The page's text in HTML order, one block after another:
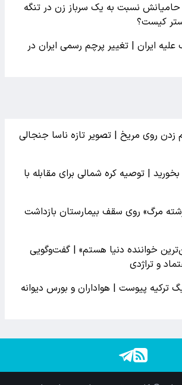
نسبت به یک سرباز زن در تنگه
کیست؟
علیه ایران | تغییر پرچم رسمی ایران در
روی مریخ | تصویر تازه ناسا جنجالی
| توصیه کره شمالی برای مقابله با
مرگ» روی سقف بیمارستان بازداشت
خواننده دنیا هستم» | گفت‌وگویی
و تراژدی
ترکیه پیوست | هواداران و بورس دیوانه